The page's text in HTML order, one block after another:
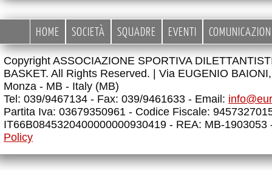
HOME SOCIETÀ SQUADRE EVENTI
Copyright ASSOCIAZIONE SPORTIVA
BASKET. All Rights Reserved. | Via EUGENIO
Monza - MB - Italy (MB)
Tel: 039/9467134 - Fax: 039/9461633 - Email:
Partita Iva: 03679350961 - Codice Fiscale:
IT66B0845320400000000930419 - REA: MB-
Policy